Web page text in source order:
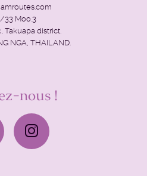
33 Moo.3
Takuapa district.
NGA, THAILAND.
nous !